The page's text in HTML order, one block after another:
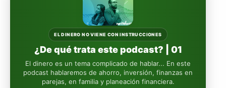
Principal
Sura
Insignia Life
Profuturo
EL DINERO NO VIENE CON INSTRUCCIONES
¿De qué trata este podcast? | 01
El dinero es un tema complicado de hablar... En este
podcast hablaremos de ahorro, inversión, finanzas en
parejas, en familia y planeación financiera.